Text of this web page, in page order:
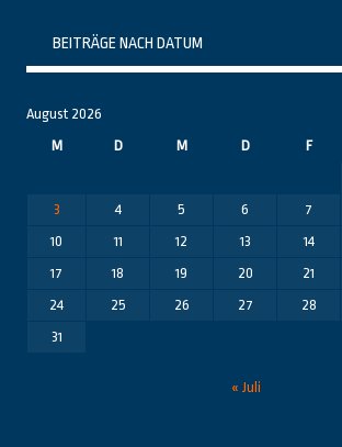
BEITRÄGE NACH DATUM
August 2026
M
D M D F
3
4 5 6 7
10
11 12 13 14
17
18 19 20 21
24
25 26 27 28
31
« Juli